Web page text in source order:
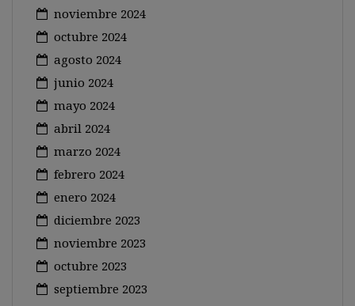
noviembre 2024
octubre 2024
agosto 2024
junio 2024
mayo 2024
abril 2024
marzo 2024
febrero 2024
enero 2024
diciembre 2023
noviembre 2023
octubre 2023
septiembre 2023